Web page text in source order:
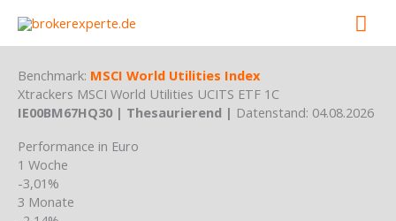
content
Benchmark: MSCI World Utilities Index
Xtrackers MSCI World Utilities UCITS ETF 1C
IE00BM67HQ30 | Thesaurierend | Datenstand: 04.08.2026
Performance in Euro
1 Woche
-3,01%
3 Monate